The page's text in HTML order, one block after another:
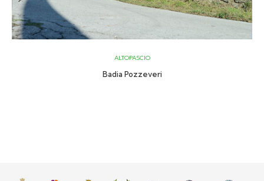
ALTOPASCIO
Badia Pozzeveri